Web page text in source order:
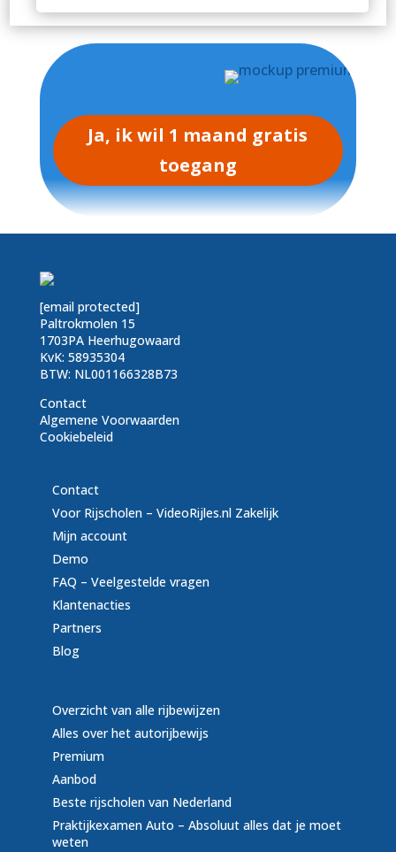
Ja, ik wil 1 maand gratis
toegang
[email protected]
Paltrokmolen 15
1703PA Heerhugowaard
KvK: 58935304
BTW: NL001166328B73
Contact
Algemene Voorwaarden
Cookiebeleid
Contact
Voor Rijscholen – VideoRijles.nl Zakelijk
Mijn account
Demo
FAQ – Veelgestelde vragen
Klantenacties
Partners
Blog
Overzicht van alle rijbewijzen
Alles over het autorijbewijs
Premium
Aanbod
Beste rijscholen van Nederland
Praktijkexamen Auto – Absoluut alles dat je moet
weten